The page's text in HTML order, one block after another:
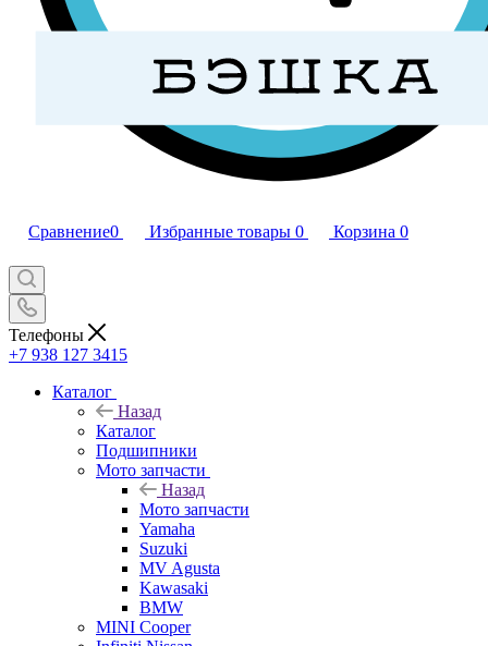
Сравнение0 Избранные товары 0 Корзина 0
Телефоны
+7 938 127 3415
Каталог
Назад
Каталог
Подшипники
Мото запчасти
Назад
Мото запчасти
Yamaha
Suzuki
MV Agusta
Kawasaki
BMW
MINI Cooper